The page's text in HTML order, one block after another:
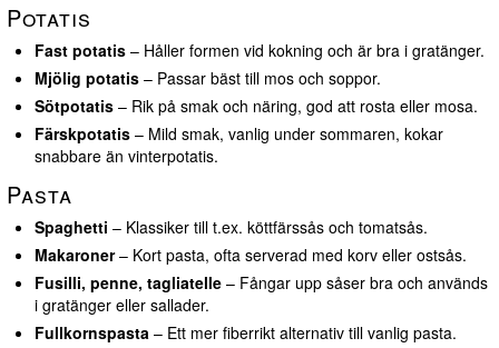
Potatis
Fast potatis – Håller formen vid kokning och är bra i gratänger.
Mjölig potatis – Passar bäst till mos och soppor.
Sötpotatis – Rik på smak och näring, god att rosta eller mosa.
Färskpotatis – Mild smak, vanlig under sommaren, kokar
snabbare än vinterpotatis.
Pasta
Spaghetti – Klassiker till t.ex. köttfärssås och tomatsås.
Makaroner– Kort pasta, ofta serverad med korv eller ostsås.
Fusilli, penne, tagliatelle – Fångar upp såser bra och används
i gratänger eller sallader.
Fullkornspasta – Ett mer fiberrikt alternativ till vanlig pasta.